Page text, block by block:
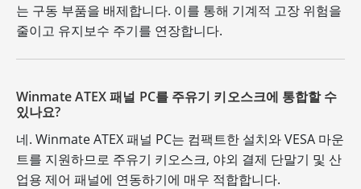
는 구동 부품을 배제합니다. 이를 통해 기계적 고장 위험을
줄이고 유지보수 주기를 연장합니다.
Winmate ATEX 패널 PC를 주유기 키오스크에 통합할 수
있나요?
네. Winmate ATEX 패널 PC는 컴팩트한 설치와 VESA 마운
트를 지원하므로 주유기 키오스크, 야외 결제 단말기 및 산
업용 제어 패널에 연동하기에 매우 적합합니다.